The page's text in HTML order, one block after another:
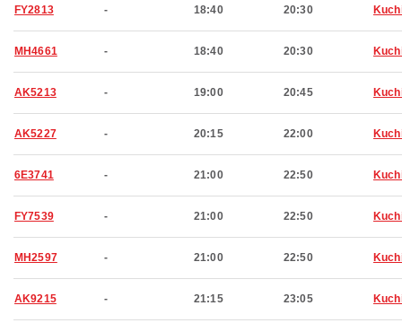
FY2813 - 18:40 20:30
MH4661 - 18:40 20:30
AK5213 - 19:00 20:45
AK5227 - 20:15 22:00
6E3741 - 21:00 22:50
FY7539 - 21:00 22:50
MH2597 - 21:00 22:50
AK9215 - 21:15 23:05